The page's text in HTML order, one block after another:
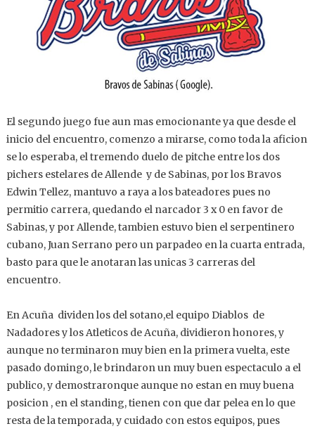
El segundo juego fue aun mas emocionante ya que desde el
inicio del encuentro, comenzo a mirarse, como toda la aficion
se lo esperaba, el tremendo duelo de pitche entre los dos
pichers estelares de Allende y de Sabinas, por los Bravos
Edwin Tellez, mantuvo a raya a los bateadores pues no
permitio carrera, quedando el narcador 3 x 0 en favor de
Sabinas, y por Allende, tambien estuvo bien el serpentinero
cubano, Juan Serrano pero un parpadeo en la cuarta entrada,
basto para que le anotaran las unicas 3 carreras del
encuentro.
En Acuña dividen los del sotano,el equipo Diablos de
Nadadores y los Atleticos de Acuña, dividieron honores, y
aunque no terminaron muy bien en la primera vuelta, este
pasado domingo, le brindaron un muy buen espectaculo a el
publico, y demostraronque aunque no estan en muy buena
posicion , en el standing, tienen con que dar pelea en lo que
resta de la temporada, y cuidado con estos equipos, pues